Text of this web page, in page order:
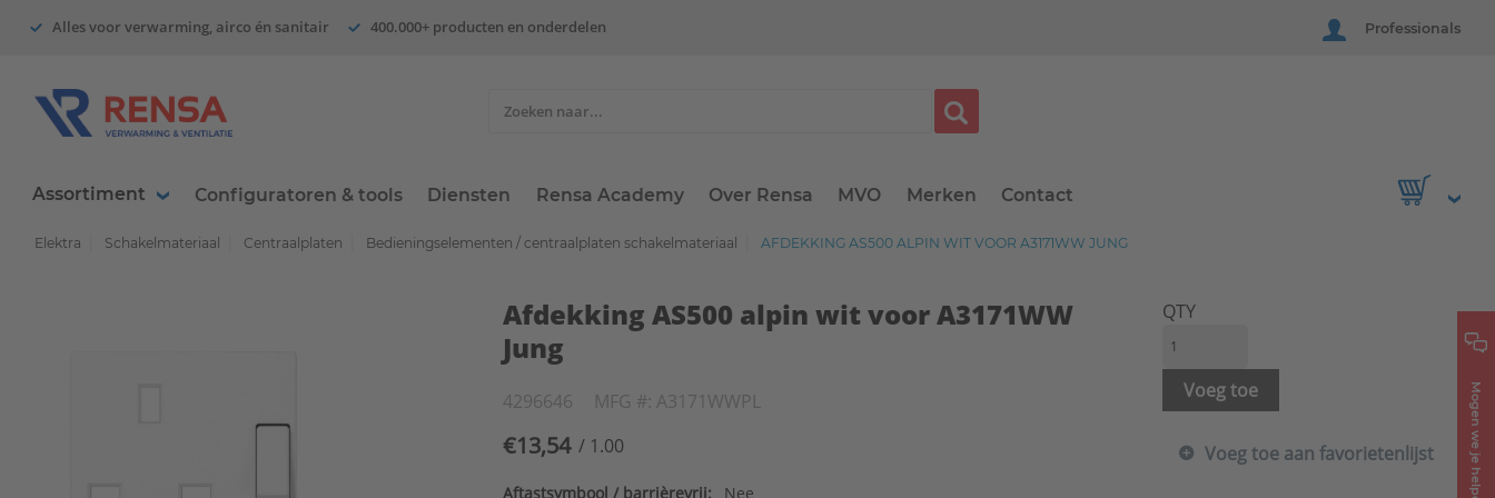
Alles voor verwarming, airco én sanitair 400.000+ producten en onderdelen Professionals
Assortiment Configuratoren & tools Diensten Rensa Academy Over Rensa MVO Merken Contact
Mogen we je helpen?
Elektra Schakelmateriaal Centraalplaten Bedieningselementen / centraalplaten schakelmateriaal AFDEKKING AS500 ALPIN WIT VOOR A3171WW JUNG
Afdekking AS500 alpin wit voor A3171WW
Jung
4296646 MFG #: A3171WWPL
€13,54 / 1.00
Aftastsymbool / barrièrevrij:
Nee
QTY
Voeg toe
Voeg toe aan favorietenlijst